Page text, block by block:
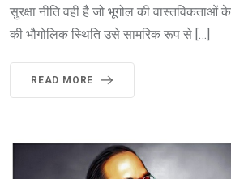
सुरक्षा नीति वही है जो भूगोल की
की भौगोलिक स्थिति उसे सामरिक रूप से […]
READ MORE